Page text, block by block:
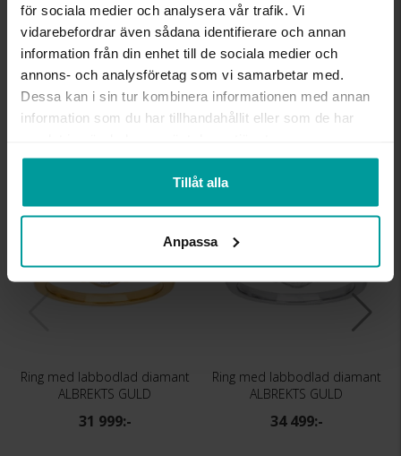
för sociala medier och analysera vår trafik. Vi
vidarebefordrar även sådana identifierare och annan
information från din enhet till de sociala medier och
annons- och analysföretag som vi samarbetar med.
Dessa kan i sin tur kombinera informationen med annan
information som du har tillhandahållit eller som de har
Tillåt alla
Anpassa
ANTAL DIAMANTER
1
DIAMANTSLIPNING
Briljant
DIAMANTFÄRG
River (D-E)
DIAMANTKLARHET
VVS
VIKT CA (GRAM)
4,80
TOTAL CARAT
2,00
Liknande produkter
Ring med labbodlad diamant
ALBREKTS GULD
31 999:-
Ring med labbodlad diamant
ALBREKTS GULD
34 499:-